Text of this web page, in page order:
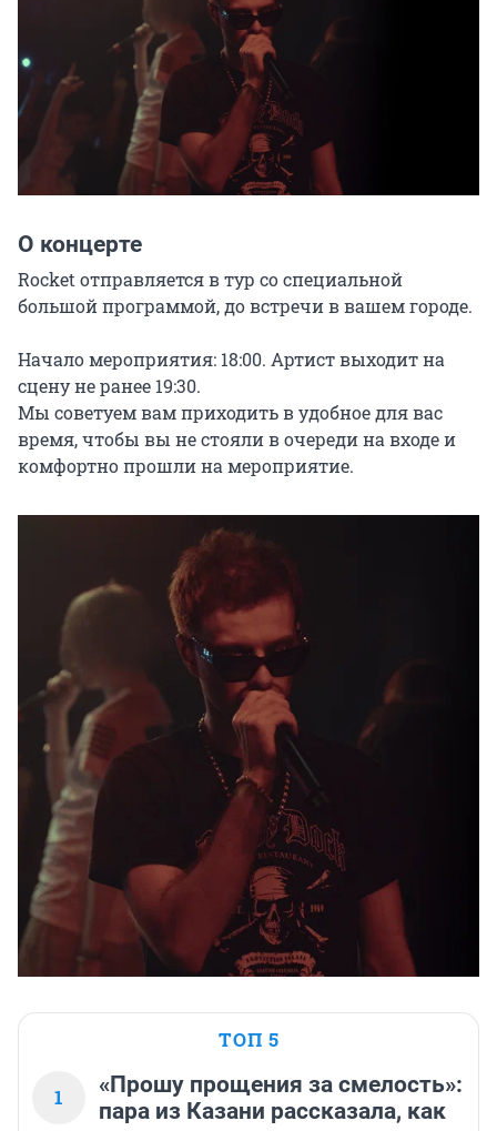
О концерте
Rocket отправляется в тур со специальной
большой программой, до встречи в вашем городе.
Начало мероприятия: 18:00. Артист выходит на
сцену не ранее 19:30.
Мы советуем вам приходить в удобное для вас
время, чтобы вы не стояли в очереди на входе и
комфортно прошли на мероприятие.
ТОП 5
1
«Прошу прощения за смелость»:
пара из Казани рассказала, как